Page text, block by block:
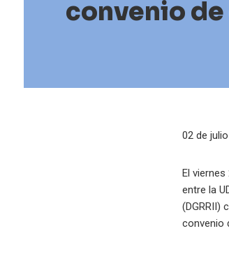
convenio
02 de
El
entre la
(DGRRII)
convenio